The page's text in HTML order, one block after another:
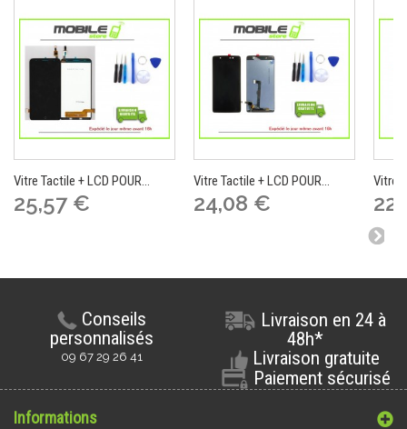
Vitre Tactile + LCD POUR...
25,57 €
Vitre Tactile + LCD POUR...
24,08 €
Vitre
Conseils
personnalisés
09 67 29 26 41
Livraison en 24 à
48h*
Livraison gratuite
Paiement sécurisé
Informations